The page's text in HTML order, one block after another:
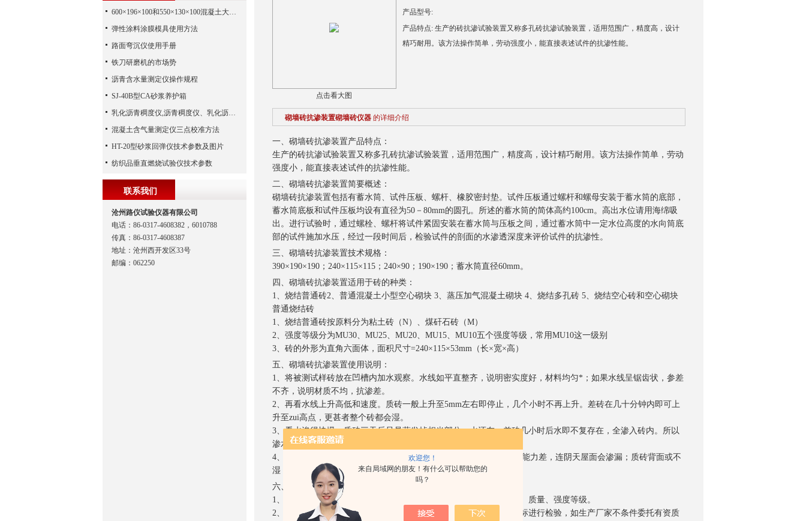
欢迎您！
来自局域网的朋友！有什么可以帮助您的
吗？
点击看大图
产品型号:
产品特点: 生产的砖抗渗试验装置又称多孔砖抗渗试验装置，适用范围广，精度高，设计
精巧耐用。该方法操作简单，劳动强度小，能直接表述试件的抗渗性能。
砌墙砖抗渗装置砌墙砖仪器 的详细介绍
一、砌墙砖抗渗装置产品特点：
生产的砖抗渗试验装置又称多孔砖抗渗试验装置，适用范围广，精度高，设计精巧耐用。该方法操作简单，劳动
强度小，能直接表述试件的抗渗性能。
二、砌墙砖抗渗装置简要概述：
砌墙砖抗渗装置包括有蓄水筒、试件压板、螺杆、橡胶密封垫。试件压板通过螺杆和螺母安装于蓄水筒的底部，
蓄水筒底板和试件压板均设有直径为50－80mm的圆孔。所述的蓄水筒的简体高约100cm。高出水位请用海绵吸
出。进行试验时，通过螺栓、螺杆将试件紧固安装在蓄水筒与压板之间，通过蓄水筒中一定水位高度的水向筒底
部的试件施加水压，经过一段时间后，检验试件的剖面的水渗透深度来评价试件的抗渗性。
三、砌墙砖抗渗装置技术规格：
390×190×190；240×115×115；240×90；190×190；蓄水筒直径60mm。
四、砌墙砖抗渗装置适用于砖的种类：
1、烧结普通砖2、普通混凝土小型空心砌块 3、蒸压加气混凝土砌块 4、烧结多孔砖 5、烧结空心砖和空心砌块
普通烧结砖
1、烧结普通砖按原料分为粘土砖（N）、煤矸石砖（M）
2、强度等级分为MU30、MU25、MU20、MU15、MU10五个强度等级，常用MU10这一级别
3、砖的外形为直角六面体，面积尺寸=240×115×53mm（长×宽×高）
五、砌墙砖抗渗装置使用说明：
1、将被测试样砖放在凹槽内加水观察。水线如平直整齐，说明密实度好，材料均匀*；如果水线呈锯齿状，参差
不齐，说明材质不均，抗渗差。
2、再看水线上升高低和速度。质砖一般上升至5mm左右即停止，几个小时不再上升。差砖在几十分钟内即可上
升至zui高点，更甚者整个砖都会湿。
3、看水渗得快慢：质砖三天后只是蒸发掉相当部分，水还在；差砖几小时后水即不复存在，全渗入砖内。所以
渗水的快慢即可看出砖的密实度，也可看出砖的抗渗水能力。
4、zui后看砖的背面：如经24小时，砖背面有水珠出现，砖的抗渗漏能力差，连阴天屋面会渗漏；质砖背面或不
湿，或湿而无水珠出现。抗渗差的砖强度、防雨性、耐久性均差。
六、砌墙砖抗渗装置检验说明：
1、出厂检验：指生产厂家带的合格证，包括项目为尺寸偏差、外观、质量、强度等级。
2、型式检验：指生产厂家每样或一定时间段内对产品的所有技术指标进行检验，如生产厂家不条件委托有资质
600×196×100和550×130×100混凝土大八字试模
弹性涂料涂膜模具使用方法
路面弯沉仪使用手册
铁刀研磨机的市场势
沥青含水量测定仪操作规程
SJ-40B型CA砂浆养护箱
乳化沥青稠度仪,沥青稠度仪、乳化沥青稠度试验器、混合料稠度试验、检验乳化沥青稀浆封层混合料（河北路仪）
混凝土含气量测定仪三点校准方法
HT-20型砂浆回弹仪技术参数及图片
纺织品垂直燃烧试验仪技术参数
联系我们
沧州路仪试验仪器有限公司
电话：86-0317-4608382，6010788
传真：86-0317-4608387
地址：沧州西开发区33号
邮编：062250